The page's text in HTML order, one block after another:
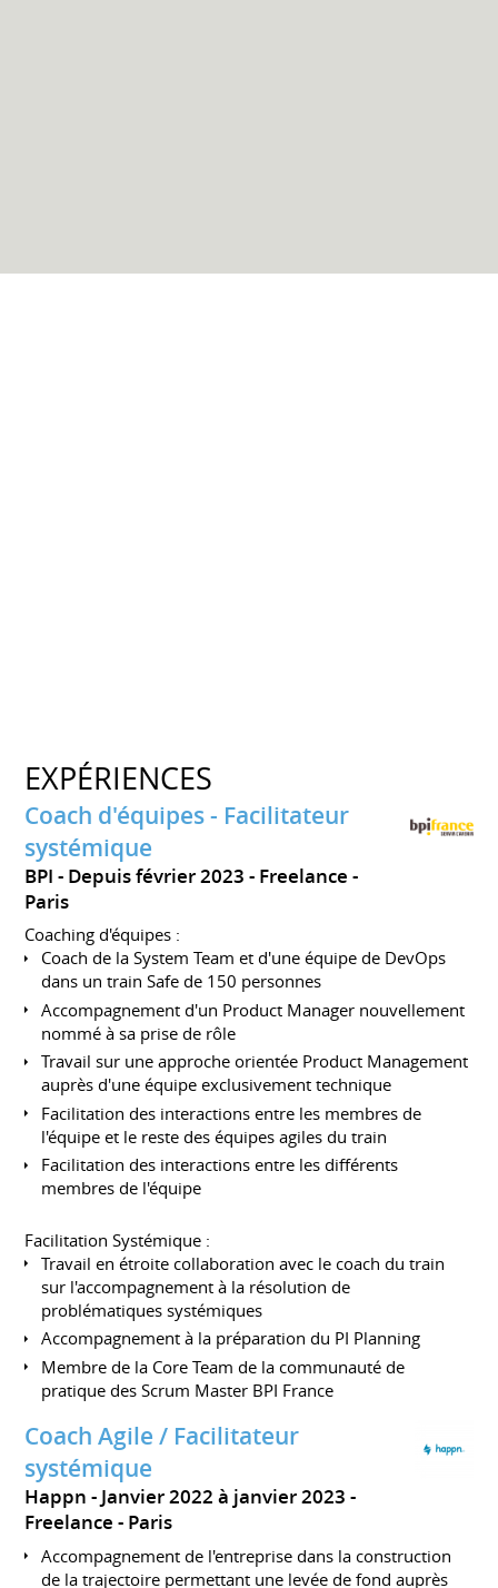
EXPÉRIENCES
Coach d'équipes - Facilitateur
systémique
BPI Depuis février 2023 Freelance
Paris
Coaching d'équipes :
Coach de la System Team et d'une équipe de DevOps
dans un train Safe de 150 personnes
Accompagnement d'un Product Manager nouvellement
nommé à sa prise de rôle
Travail sur une approche orientée Product Management
auprès d'une équipe exclusivement technique
Facilitation des interactions entre les membres de
l'équipe et le reste des équipes agiles du train
Facilitation des interactions entre les différents
membres de l'équipe
Facilitation Systémique :
Travail en étroite collaboration avec le coach du train
sur l'accompagnement à la résolution de
problématiques systémiques
Accompagnement à la préparation du PI Planning
Membre de la Core Team de la communauté de
pratique des Scrum Master BPI France
Coach Agile / Facilitateur
systémique
Happn
Janvier 2022 à janvier 2023
Freelance
Paris
Accompagnement de l'entreprise dans la construction
de la trajectoire permettant une levée de fond auprès